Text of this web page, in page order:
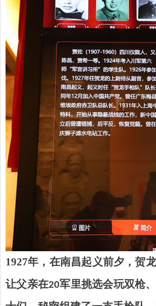
1927年，在南昌起义前夕，贺
让父亲在20军里挑选会玩双枪